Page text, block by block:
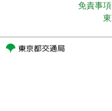
免責事項